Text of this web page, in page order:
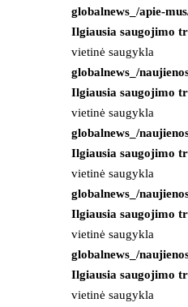
globalnews_/apie-
Ilgiausia saugojimo
vietinė saugykla
globalnews_/
Ilgiausia saugojimo
vietinė saugykla
globalnews_/
Ilgiausia saugojimo
vietinė saugykla
globalnews_/
Ilgiausia saugojimo
vietinė saugykla
globalnews_/
Ilgiausia saugojimo
vietinė saugykla